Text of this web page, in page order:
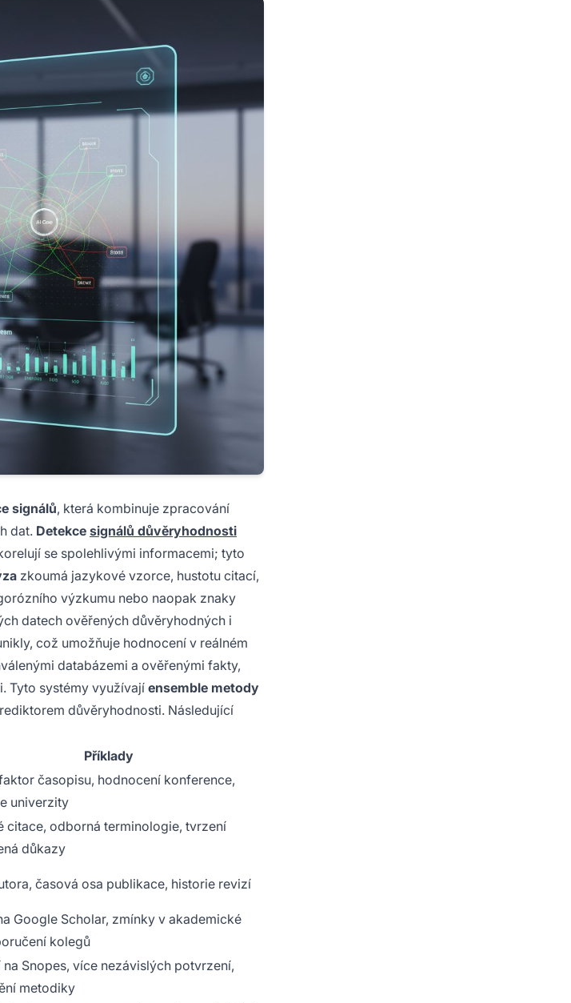
signálů, která kombinuje zpracování
dat. Detekce signálů důvěryhodnosti
se spolehlivými informacemi; tyto
zkoumá jazykové vzorce, hustotu citací,
výzkumu nebo naopak znaky
datech ověřených důvěryhodných i
což umožňuje hodnocení v reálném
databázemi a ověřenými fakty,
Tyto systémy využívají ensemble metody
důvěryhodnosti. Následující
Příklady
časopisu, hodnocení konference,
univerzity
citace, odborná terminologie, tvrzení
důkazy
časová osa publikace, historie revizí
Google Scholar, zmínky v akademické
kolegů
na Snopes, více nezávislých potvrzení,
metodiky